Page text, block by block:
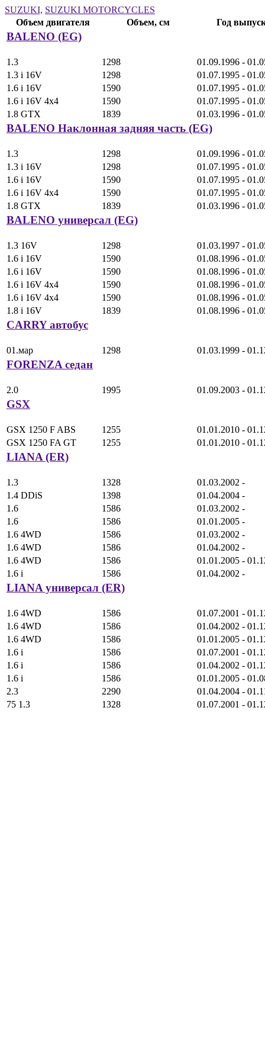
SUZUKI, SUZUKI MOTORCYCLES
Объем двигателя
Объем, см Год
BALENO (EG)
1.3 1298
01.09.1996 -
1.3 i 16V
1298
01.07.1995 -
1.6 i 16V
1590
01.07.1995 -
1.6 i 16V 4x4
1590
01.07.1995 -
1.8 GTX
1839 01.03.1996 -
BALENO Наклонная задняя часть (EG)
1.3 1298
01.09.1996 -
1.3 i 16V
1298
01.07.1995 -
1.6 i 16V
1590
01.07.1995 -
1.6 i 16V 4x4
1590
01.07.1995 -
1.8 GTX
1839 01.03.1996 -
BALENO универсал (EG)
1.3 16V 1298
01.03.1997 -
1.6 i 16V
1590
01.08.1996 -
1.6 i 16V
1590
01.08.1996 -
1.6 i 16V 4x4
1590
01.08.1996 -
1.6 i 16V 4x4
1590
01.08.1996 -
1.8 i 16V
1839 01.08.1996 -
CARRY автобус
01.мар 1298 01.03.1999 -
FORENZA седан
2.0 1995 01.09.2003 -
GSX
GSX 1250 F ABS 1255
01.01.2010 -
GSX 1250 FA GT
1255 01.01.2010 -
LIANA (ER)
1.3 1328
01.03.2002 -
1.4 DDiS
1398
01.04.2004 -
1.6
1586
01.03.2002 -
1.6
1586
01.01.2005 -
1.6 4WD
1586
01.03.2002 -
1.6 4WD
1586
01.04.2002 -
1.6 4WD
1586
01.01.2005 -
1.6 i
1586 01.04.2002 -
LIANA универсал (ER)
1.6 4WD 1586
01.07.2001 -
1.6 4WD
1586
01.04.2002 -
1.6 4WD
1586
01.01.2005 -
1.6 i
1586
01.07.2001 -
1.6 i
1586
01.04.2002 -
1.6 i
1586
01.01.2005 -
2.3
2290
01.04.2004 -
75 1.3
1328 01.07.2001 -